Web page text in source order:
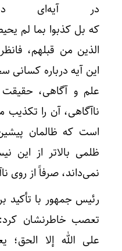
در آیه‌ای
که بل کذبوا بما لم
الذین من قبلهم،
این آیه درباره
علم و آگاهی، حقیقت
ناآگاهی، آن را
است که ظالمان
ظلمی بالاتر از این
نمی‌داند، صرفاً از روی
رئیس جمهور با تأکید
تعصب خاطرنشان کرد:
علی الله إلا الحق؛